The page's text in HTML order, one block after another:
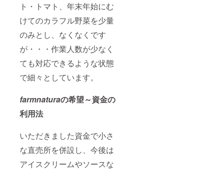
ト・トマト、年末年始にむ
けてのカラフル野菜を少量
のみとし、なくなくです
が・・・作業人数が少なく
ても対応できるような状態
で細々としています。
farmnaturaの希望～資金の
利用法
いただきました資金で小さ
な直売所を併設し、今後は
アイスクリームやソースな